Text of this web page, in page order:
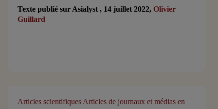
Texte publié sur Asialyst , 14 juillet 2022,Olivier
Guillard
Articles scientifiques Articles de journaux et médias en